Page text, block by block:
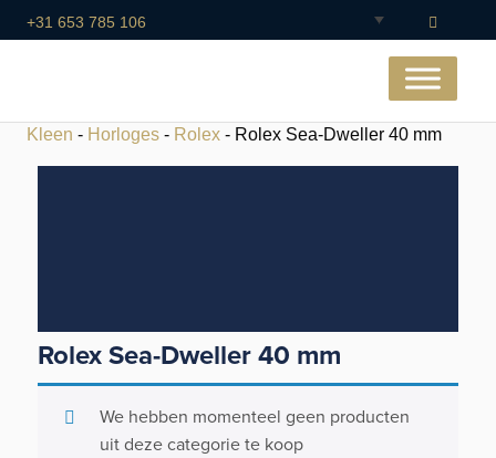
+31 653 785 106
Kleen - Horloges - Rolex - Rolex Sea-Dweller 40 mm
Rolex Sea-Dweller 40 mm
We hebben momenteel geen producten
uit deze categorie te koop